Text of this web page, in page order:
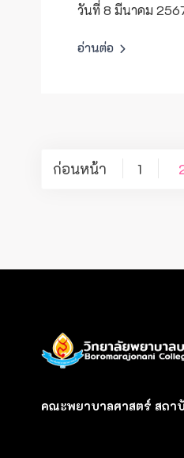
วันที่ 8 มีนาคม
อ่านต่อ
แนะแนว
ก่อนหน้า 1
คณะพยาบาลศาสตร์ สถา